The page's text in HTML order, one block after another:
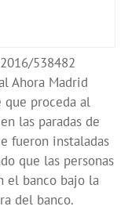
538482
Ahora Madrid
proceda al
las paradas de
fueron instaladas
que las personas
el banco bajo la
del banco.